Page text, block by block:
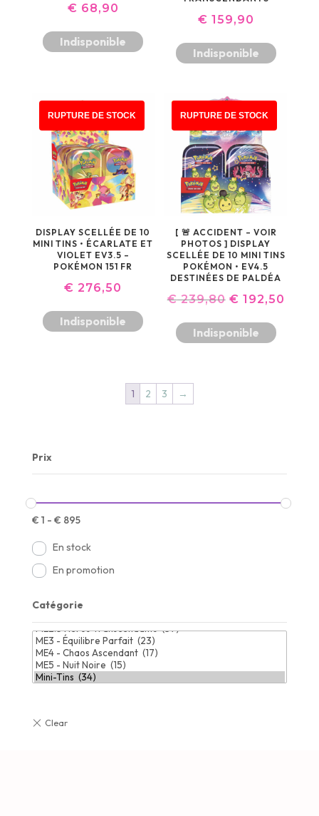
€ 68,90
Indisponible
€ 159,90
Indisponible
RUPTURE DE STOCK
DISPLAY SCELLÉE DE 10
MINI TINS • ÉCARLATE ET
VIOLET EV3.5 –
POKÉMON 151 FR
€ 276,50
Indisponible
PROMO !
RUPTURE DE STOCK
[ 🚨 ACCIDENT – VOIR
PHOTOS ] DISPLAY
SCELLÉE DE 10 MINI TINS
POKÉMON • EV4.5
DESTINÉES DE PALDÉA
€239,80 LE
PRIX
INITIAL
€ 192,50
Indisponible
1 2 3 →
Prix
€ 1 - € 895
En stock
En promotion
Catégorie